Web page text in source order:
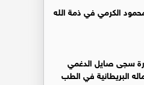
الكرمي في ذمة الله
سجى صايل الدغمي
البريطانية في الطب